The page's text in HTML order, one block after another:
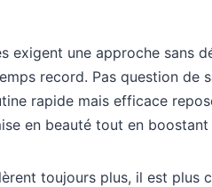
exigent une approche sans
record. Pas question
rapide mais efficace
en beauté tout en
toujours plus, il est plus